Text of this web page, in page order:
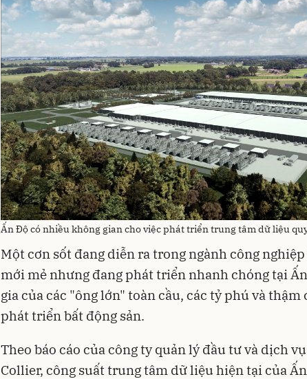
Ấn Độ có nhiều không gian cho việc phát triển trung tâm dữ liệu
Một cơn sốt đang diễn ra trong ngành công
mới mẻ nhưng đang phát triển nhanh chóng tại
gia của các "ông lớn" toàn cầu, các tỷ phú và thậm
phát triển bất động sản.
Theo báo cáo của công ty quản lý đầu tư và dịch
Collier, công suất trung tâm dữ liệu hiện tại của